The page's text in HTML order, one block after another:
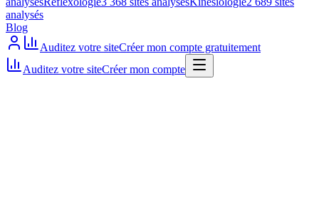
analysés
Blog
Auditez votre siteCréer mon compte gratuitement
Auditez votre siteCréer mon compte